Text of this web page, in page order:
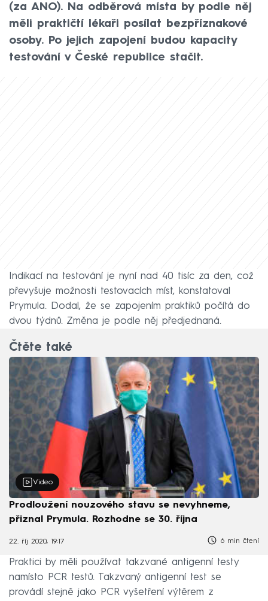
(za ANO). Na odběrová místa by podle něj
měli praktičtí lékaři posílat bezpříznakové
osoby. Po jejich zapojení budou kapacity
testování v České republice stačit.
Indikací na testování je nyní nad 40 tisíc za den, což
převyšuje možnosti testovacích míst, konstatoval
Prymula. Dodal, že se zapojením praktiků počítá do
dvou týdnů. Změna je podle něj předjednaná.
Čtěte také
Video
Prodloužení nouzového stavu se nevyhneme,
přiznal Prymula. Rozhodne se 30. října
22. říj 2020, 19:17 6 min čtení
Praktici by měli používat takzvané antigenní testy
namísto PCR testů. Takzvaný antigenní test se
provádí stejně jako PCR vyšetření výtěrem z